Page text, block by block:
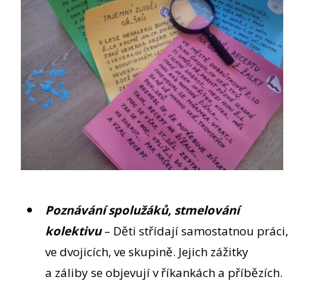
Poznávání spolužáků, stmelování
kolektivu– Děti střídají samostatnou práci,
ve dvojicích, ve skupině. Jejich zážitky
a záliby se objevují v říkankách a příbězích.